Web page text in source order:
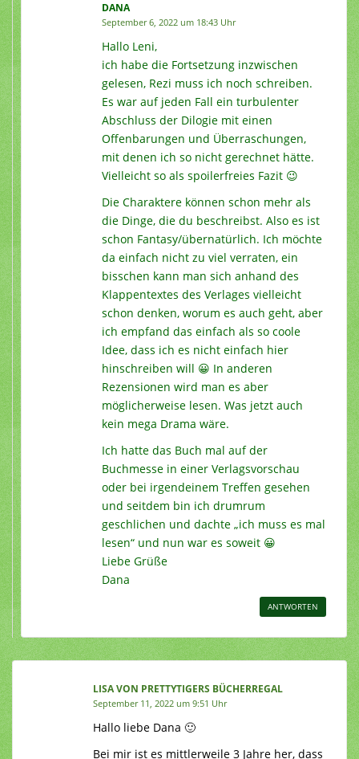
DANA
September 6, 2022 um 18:43 Uhr
Hallo Leni,
ich habe die Fortsetzung inzwischen
gelesen, Rezi muss ich noch schreiben.
Es war auf jeden Fall ein turbulenter
Abschluss der Dilogie mit einen
Offenbarungen und Überraschungen,
mit denen ich so nicht gerechnet hätte.
Vielleicht so als spoilerfreies Fazit 😉
Die Charaktere können schon mehr als
die Dinge, die du beschreibst. Also es ist
schon Fantasy/übernatürlich. Ich möchte
da einfach nicht zu viel verraten, ein
bisschen kann man sich anhand des
Klappentextes des Verlages vielleicht
schon denken, worum es auch geht, aber
ich empfand das einfach als so coole
Idee, dass ich es nicht einfach hier
hinschreiben will 😀 In anderen
Rezensionen wird man es aber
möglicherweise lesen. Was jetzt auch
kein mega Drama wäre.
Ich hatte das Buch mal auf der
Buchmesse in einer Verlagsvorschau
oder bei irgendeinem Treffen gesehen
und seitdem bin ich drumrum
geschlichen und dachte „ich muss es mal
lesen“ und nun war es soweit 😀
Liebe Grüße
Dana
ANTWORTEN
LISA VON PRETTYTIGERS BÜCHERREGAL
September 11, 2022 um 9:51 Uhr
Hallo liebe Dana 🙂
Bei mir ist es mittlerweile 3 Jahre her, dass